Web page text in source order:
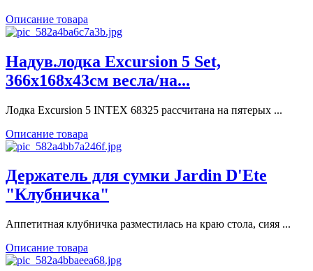
Описание товара
Надув.лодка Excursion 5 Set,
366х168х43см весла/на...
Лодка Excursion 5 INTEX 68325 рассчитана на пятерых ...
Описание товара
Держатель для сумки Jardin D'Ete
"Клубничка"
Аппетитная клубничка разместилась на краю стола, сияя ...
Описание товара